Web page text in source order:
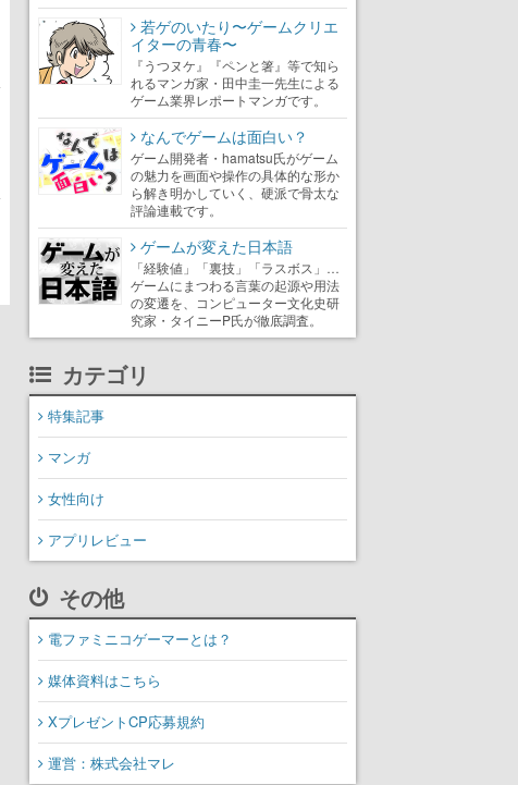
若ゲのいたり〜ゲームクリエ
イターの青春〜
『うつヌケ』『ペンと箸』等で知ら
れるマンガ家・田中圭一先生による
ゲーム業界レポートマンガです。
なんでゲームは面白い？
ゲーム開発者・hamatsu氏がゲーム
の魅力を画面や操作の具体的な形か
ら解き明かしていく、硬派で骨太な
評論連載です。
ゲームが変えた日本語
「経験値」「裏技」「ラスボス」…
ゲームにまつわる言葉の起源や用法
の変遷を、コンピューター文化史研
究家・タイニーP氏が徹底調査。
カテゴリ
特集記事
マンガ
女性向け
アプリレビュー
その他
電ファミニコゲーマーとは？
媒体資料はこちら
XプレゼントCP応募規約
運営：株式会社マレ